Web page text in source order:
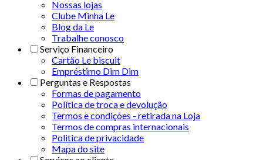
Nossas lojas
Clube Minha Le
Blog da Le
Trabalhe conosco
Serviço Financeiro
Cartão Le biscuit
Empréstimo Dim Dim
Perguntas e Respostas
Formas de pagamento
Política de troca e devolução
Termos e condições - retirada na Loja
Termos de compras internacionais
Politica de privacidade
Mapa do site